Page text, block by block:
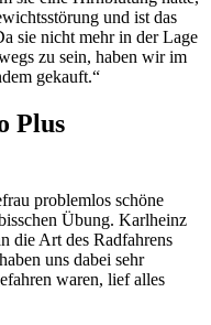
und ist das
sie nicht mehr in der Lage
zu sein, haben wir im
gekauft.“
Plus
problemlos schöne
Übung. Karlheinz
die Art des Radfahrens
uns dabei sehr
waren, lief alles